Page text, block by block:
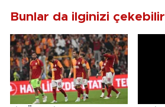
Bunlar da ilginizi çekebilir